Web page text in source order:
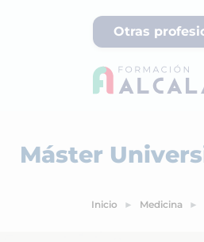
Otras
Máster
Inicio Medicina